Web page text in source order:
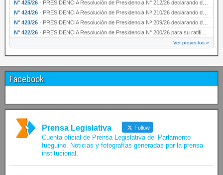
N° 425/26 · PRESIDENCIA Resolución de Presidencia N° 212/26 declarando de interés provincial el “50° A…
N° 424/26 · PRESIDENCIA Resolución de Presidencia Nº 210/26 declarando de interés provincial el proyec…
N° 423/26 · PRESIDENCIA Resolución de Presidencia Nº 209/26 declarando de interés provincial la presen…
N° 422/26 · PRESIDENCIA Resolución de Presidencia N° 200/26 para su ratificación.
Ver proyectos »
Facebook
Prensa Legislativa Follow
Cuenta oficial de Prensa Legislativa del Parlamento
fueguino. Noticias y fotografías generadas por la prensa
institucional.